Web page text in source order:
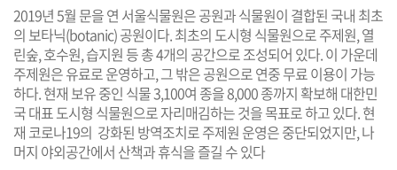
털 R
L
복
사
유
하
기
크
게
변
경
하
기
작
게
변
경
하
기
2019년 5월 문을 연 서울식물원은 공원과 식물원이 결합된 국내 최초
의 보타닉(botanic) 공원이다. 최초의 도시형 식물원으로 주제원, 열
린숲, 호수원, 습지원 등 총 4개의 공간으로 조성되어 있다. 이 가운데
주제원은 유료로 운영하고, 그 밖은 공원으로 연중 무료 이용이 가능
하다. 현재 보유 중인 식물 3,100여 종을 8,000 종까지 확보해 대한민
국 대표 도시형 식물원으로 자리매김하는 것을 목표로 하고 있다. 현
재 코로나19의 강화된 방역조치로 주제원 운영은 중단되었지만, 나
머지 야외공간에서 산책과 휴식을 즐길 수 있다